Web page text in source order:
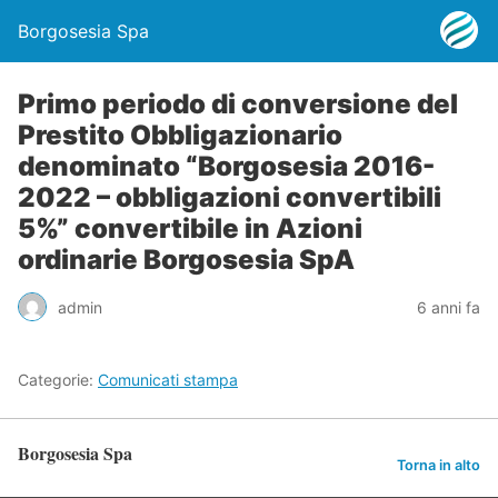
Borgosesia Spa
Primo periodo di conversione del
Prestito Obbligazionario
denominato “Borgosesia 2016-
2022 – obbligazioni convertibili
5%” convertibile in Azioni
ordinarie Borgosesia SpA
admin 6 anni fa
Categorie: Comunicati stampa
Borgosesia Spa Torna in alto